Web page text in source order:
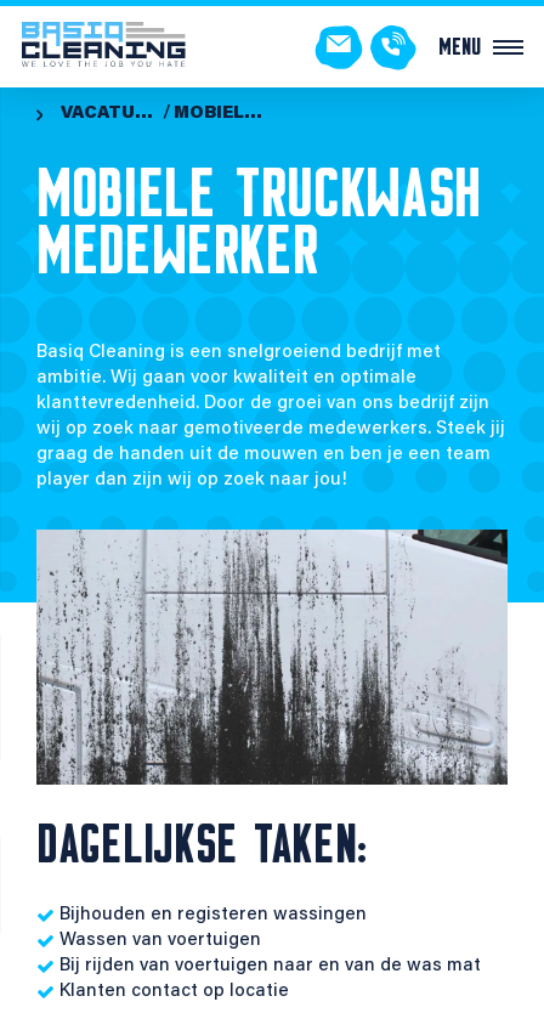
Menu
 VACATURES MOBIELE TRUCKWASH MEDEWERKER
MOBIELE TRUCKWASH
MEDEWERKER
Basiq Cleaning is een snelgroeiend bedrijf met
ambitie. Wij gaan voor kwaliteit en optimale
klanttevredenheid. Door de groei van ons bedrijf zijn
wij op zoek naar gemotiveerde medewerkers. Steek jij
graag de handen uit de mouwen en ben je een team
player dan zijn wij op zoek naar jou!
DAGELIJKSE TAKEN:
Bijhouden en registeren wassingen
Wassen van voertuigen
Bij rijden van voertuigen naar en van de was mat
Klanten contact op locatie